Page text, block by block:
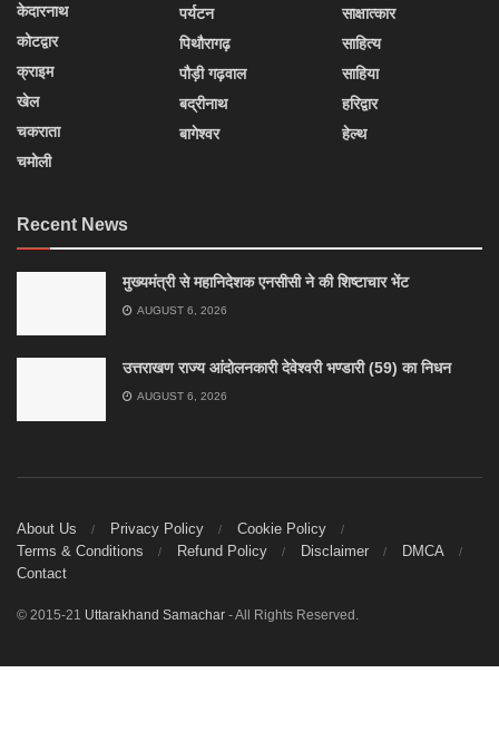
केदारनाथ
कोटद्वार
क्राइम
खेल
चकराता
चमोली
पर्यटन
पिथौरागढ़
पौड़ी गढ़वाल
बद्रीनाथ
बागेश्वर
साक्षात्कार
साहित्य
साहिया
हरिद्वार
हेल्थ
Recent News
मुख्यमंत्री से महानिदेशक एनसीसी ने की शिष्टाचार भेंट
AUGUST 6, 2026
उत्तराखण राज्य आंदोलनकारी देवेश्वरी भण्डारी (59) का निधन
AUGUST 6, 2026
About Us Privacy Policy
Cookie Policy
Terms & Conditions
Refund Policy Disclaimer
DMCA
Contact
© 2015-21 Uttarakhand Samachar - All Rights Reserved.